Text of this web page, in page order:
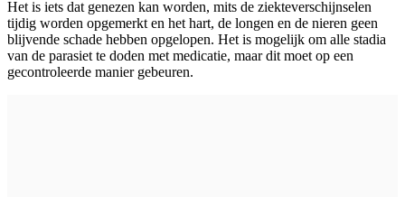
Het is iets dat genezen kan worden, mits de ziekteverschijnselen
tijdig worden opgemerkt en het hart, de longen en de nieren geen
blijvende schade hebben opgelopen. Het is mogelijk om alle stadia
van de parasiet te doden met medicatie, maar dit moet op een
gecontroleerde manier gebeuren.